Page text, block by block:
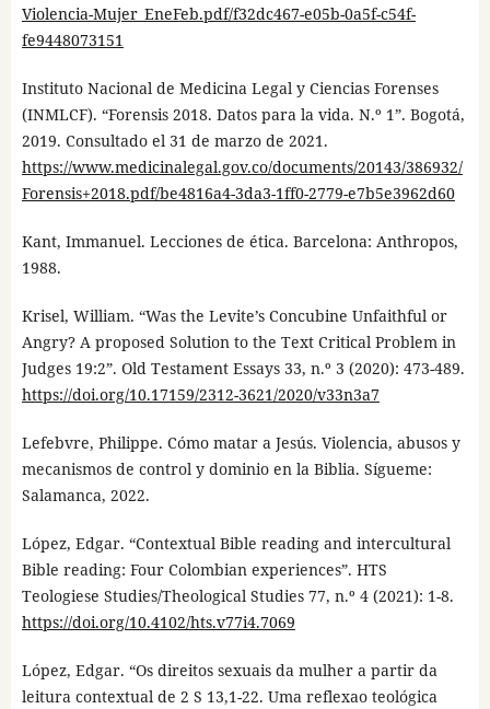
Violencia-Mujer_EneFeb.pdf/f32dc467-e05b-0a5f-c54f-
fe9448073151
Instituto Nacional de Medicina Legal y Ciencias Forenses
(INMLCF). “Forensis 2018. Datos para la vida. N.º 1”. Bogotá,
2019. Consultado el 31 de marzo de 2021.
https://www.medicinalegal.gov.co/documents/20143/386932/
Forensis+2018.pdf/be4816a4-3da3-1ff0-2779-e7b5e3962d60
Kant, Immanuel. Lecciones de ética. Barcelona: Anthropos,
1988.
Krisel, William. “Was the Levite’s Concubine Unfaithful or
Angry? A proposed Solution to the Text Critical Problem in
Judges 19:2”. Old Testament Essays 33, n.º 3 (2020): 473-489.
https://doi.org/10.17159/2312-3621/2020/v33n3a7
Lefebvre, Philippe. Cómo matar a Jesús. Violencia, abusos y
mecanismos de control y dominio en la Biblia. Sígueme:
Salamanca, 2022.
López, Edgar. “Contextual Bible reading and intercultural
Bible reading: Four Colombian experiences”. HTS
Teologiese Studies/Theological Studies 77, n.º 4 (2021): 1-8.
https://doi.org/10.4102/hts.v77i4.7069
López, Edgar. “Os direitos sexuais da mulher a partir da
leitura contextual de 2 S 13,1-22. Uma reflexao teológica